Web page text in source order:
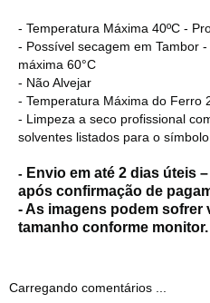
- Temperatura Máxima 40ºC -
- Possível secagem em Tambor
máxima 60°C
- Não Alvejar
- Temperatura Máxima do Ferro
- Limpeza a seco profissional
solventes listados para o
- Envio em até 2 dias úteis
após confirmação de
- As imagens podem sofrer
tamanho conforme monitor.
Carregando comentários ...